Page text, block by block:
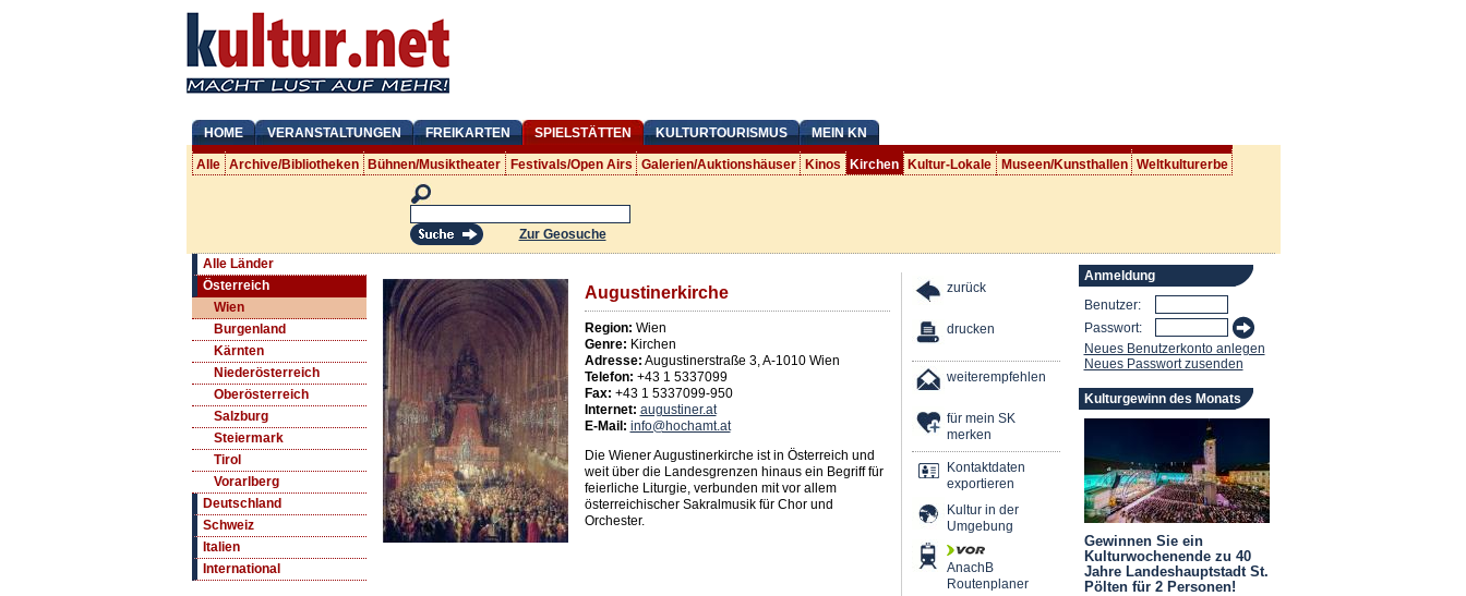
HOME VERANSTALTUNGEN FREIKARTEN SPIELSTÄTTEN KULTURTOURISMUS MEIN KN
Alle Archive/Bibliotheken Bühnen/Musiktheater Festivals/Open Airs Galerien/Auktionshäuser Kinos Kirchen Kultur-Lokale Museen/Kunsthallen Weltkulturerbe
Zur Geosuche
Alle Länder
Österreich
Wien
Burgenland
Kärnten
Niederösterreich
Oberösterreich
Salzburg
Steiermark
Tirol
Vorarlberg
Deutschland
Schweiz
Italien
International
Augustinerkirche
Region: Wien
Genre: Kirchen
Adresse: Augustinerstraße 3,A-1010 Wien
Telefon: +43 1 5337099
Fax: +43 1 5337099-950
Internet: augustiner.at
E-Mail: info@hochamt.at
Die Wiener Augustinerkirche ist in Österreich und
weit über die Landesgrenzen hinaus ein Begriff für
feierliche Liturgie, verbunden mit vor allem
österreichischer Sakralmusik für Chor und
Orchester.
zurück
drucken
weiterempfehlen
für mein SK
merken
Kontaktdaten
exportieren
Kultur in der
Umgebung
AnachB
Routenplaner
Anmeldung
Benutzer:
Passwort:
Neues Benutzerkonto anlegen
Neues Passwort zusenden
Kulturgewinn des Monats
Gewinnen Sie ein
Kulturwochenende zu 40
Jahre Landeshauptstadt St.
Pölten für 2 Personen!